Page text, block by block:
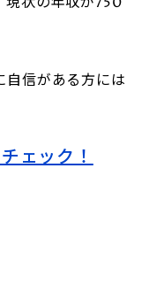
自信がある方には
ェック！